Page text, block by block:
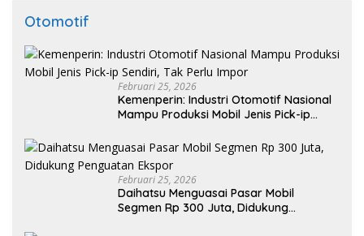
Otomotif
Februari 25, 2026
Kemenperin: Industri Otomotif Nasional
Mampu Produksi Mobil Jenis Pick-ip
Februari 25, 2026
Daihatsu Menguasai Pasar Mobil
Segmen Rp 300 Juta, Didukung